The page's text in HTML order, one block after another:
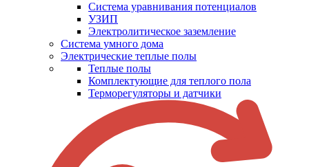
Система уравнивания потенциалов
УЗИП
Электролитическое заземление
Система умного дома
Электрические теплые полы
Теплые полы
Комплектующие для теплого пола
Терморегуляторы и датчики